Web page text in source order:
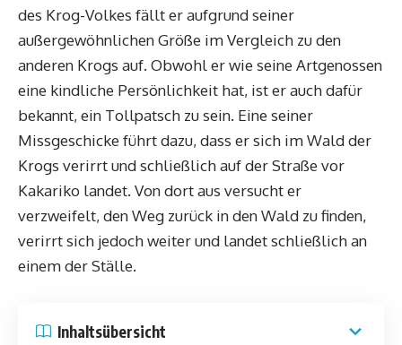
des Krog-Volkes fällt er aufgrund seiner
außergewöhnlichen Größe im Vergleich zu den
anderen Krogs auf. Obwohl er wie seine Artgenossen
eine kindliche Persönlichkeit hat, ist er auch dafür
bekannt, ein Tollpatsch zu sein. Eine seiner
Missgeschicke führt dazu, dass er sich im Wald der
Krogs verirrt und schließlich auf der Straße vor
Kakariko landet. Von dort aus versucht er
verzweifelt, den Weg zurück in den Wald zu finden,
verirrt sich jedoch weiter und landet schließlich an
einem der Ställe.
Inhaltsübersicht